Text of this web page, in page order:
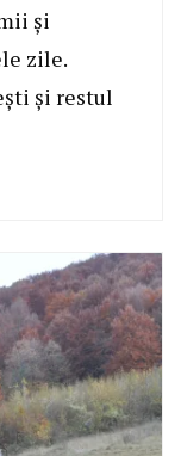
și
zile.
și restul